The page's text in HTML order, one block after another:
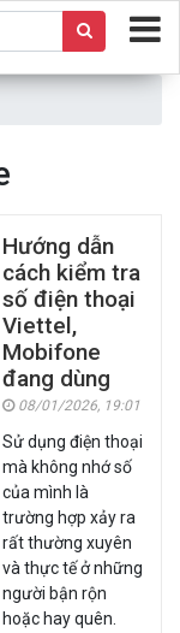
Hướng dẫn
cách kiểm tra
số điện thoại
Viettel,
Mobifone
đang dùng
08/01/2026, 19:01
Sử dụng điện thoại
mà không nhớ số
của mình là
trường hợp xảy ra
rất thường xuyên
và thực tế ở những
người bận rộn
hoặc hay quên.